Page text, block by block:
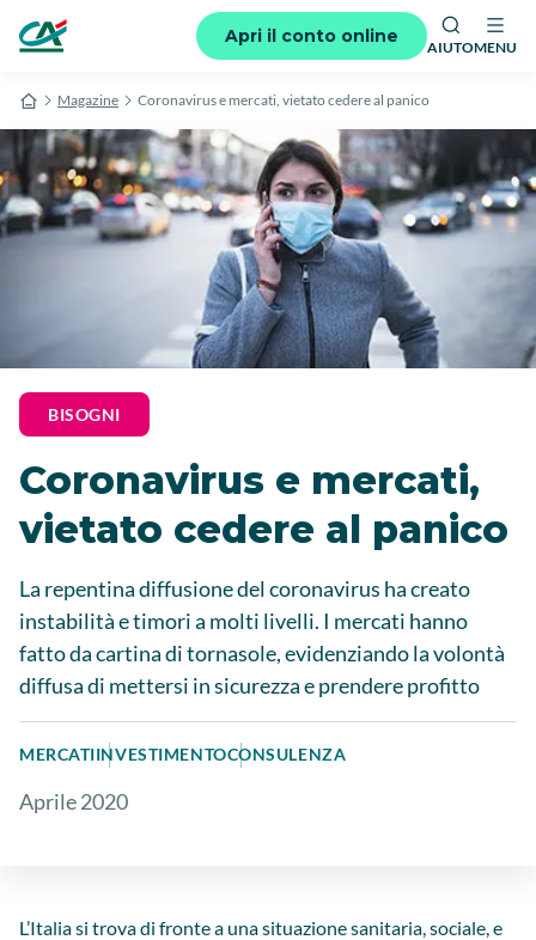
Apri il conto online
AIUTOMENU
Magazine Coronavirus e mercati, vietato cedere al panico
BISOGNI
Coronavirus e mercati,
vietato cedere al panico
La repentina diffusione del coronavirus ha creato
instabilità e timori a molti livelli. I mercati hanno
fatto da cartina di tornasole, evidenziando la volontà
diffusa di mettersi in sicurezza e prendere profitto
MERCATIINVESTIMENTOCONSULENZA
Aprile 2020
L’Italia si trova di fronte a una situazione sanitaria, sociale, e